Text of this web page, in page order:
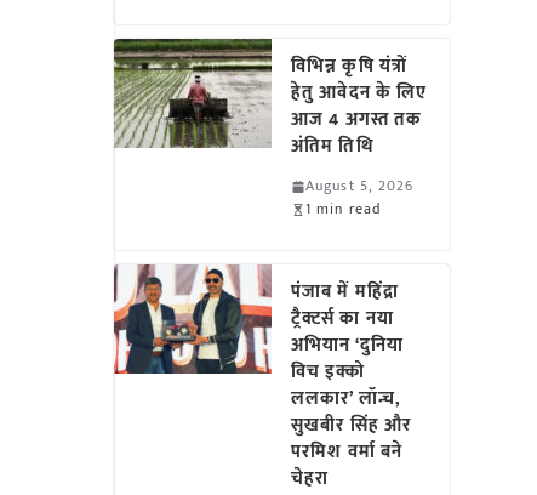
विभिन्न कृषि यंत्रों
हेतु आवेदन के लिए
आज 4 अगस्त तक
अंतिम तिथि
August 5, 2026
1 min read
पंजाब में महिंद्रा
ट्रैक्टर्स का नया
अभियान ‘दुनिया
विच इक्को
ललकार’ लॉन्च,
सुखबीर सिंह और
परमिश वर्मा बने
चेहरा